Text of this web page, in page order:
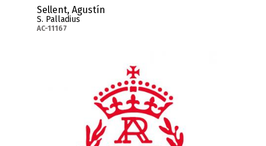
Sellent, Agustín
S. Palladius
AC-11167